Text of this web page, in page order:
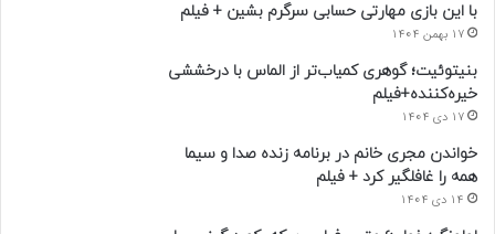
با این بازی مهارتی حسابی سرگرم بشین + فیلم
17 بهمن 1404
بنیتوئیت؛ گوهری کمیاب‌تر از الماس با درخششی
خیره‌کننده+فیلم
17 دی 1404
خواندن مجری خانم در برنامه زنده صدا و سیما
همه را غافلگیر کرد + فیلم
14 دی 1404